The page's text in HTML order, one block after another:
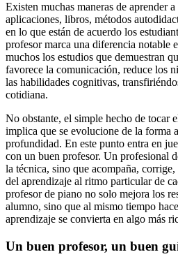
Existen muchas maneras de aprender
aplicaciones, libros, métodos
en lo que están de acuerdo los
profesor marca una diferencia notable
muchos los estudios que demuestran
favorece la comunicación, reduce los
las habilidades cognitivas,
cotidiana.
No obstante, el simple hecho de tocar
implica que se evolucione de la forma
profundidad. En este punto entra en
con un buen profesor. Un profesional
la técnica, sino que acompaña,
del aprendizaje al ritmo particular de
profesor de piano no solo mejora los
alumno, sino que al mismo tiempo
aprendizaje se convierta en algo más
Un buen profesor, un buen